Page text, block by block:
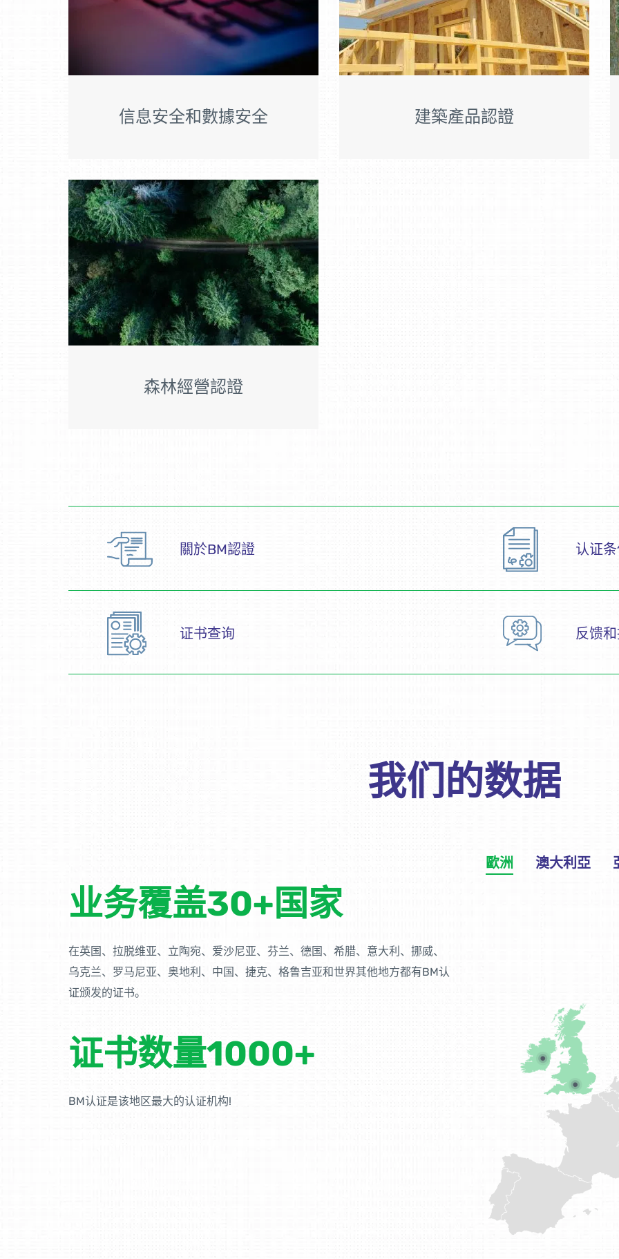
信息安全和數據安全 建築產品認證
森林經營認證
關於BM認證 认证
证书查询 反馈
我们的数据
业务覆盖30+国家
在英国、拉脱维亚、立陶宛、爱沙尼亚、芬兰、德国、希腊、意大利、挪威、
乌克兰、罗马尼亚、奥地利、中国、捷克、格鲁吉亚和世界其他地方都有BM认
证颁发的证书。
证书数量1000+
BM认证是该地区最大的认证机构!
歐洲 澳大利亞